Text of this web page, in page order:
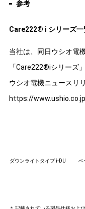
参考
Care222® i シリーズ一
当社は、同日ウシオ電
「Care222®iシリーズ
ウシオ電機ニュースリ
https://
ダウンライトタイプ i-DU ベ